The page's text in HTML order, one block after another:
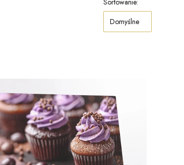
Sortowanie:
Domyślne